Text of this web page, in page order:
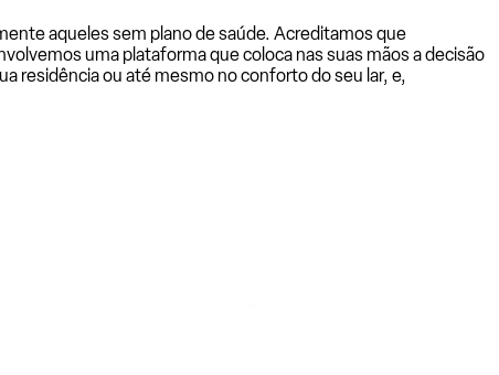
aqueles sem plano de saúde. Acreditamos que
uma plataforma que coloca nas suas mãos a decisão
residência ou até mesmo no conforto do seu lar, e,